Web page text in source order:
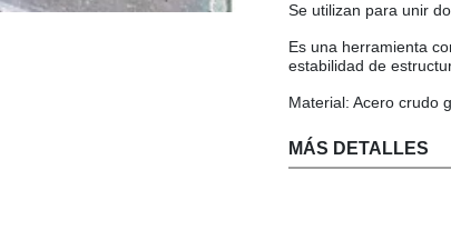
Se utilizan para unir
Es una herramienta
estabilidad de
Material: Acero crudo
MÁS DETALLES